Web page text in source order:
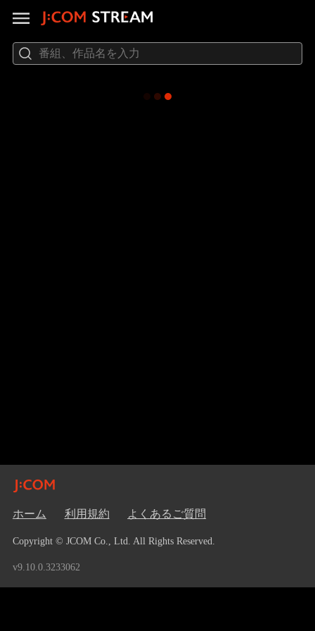
ホーム 利用規約 よくあるご質問
Copyright © JCOM Co., Ltd. All Rights Reserved.
v9.10.0.3233062